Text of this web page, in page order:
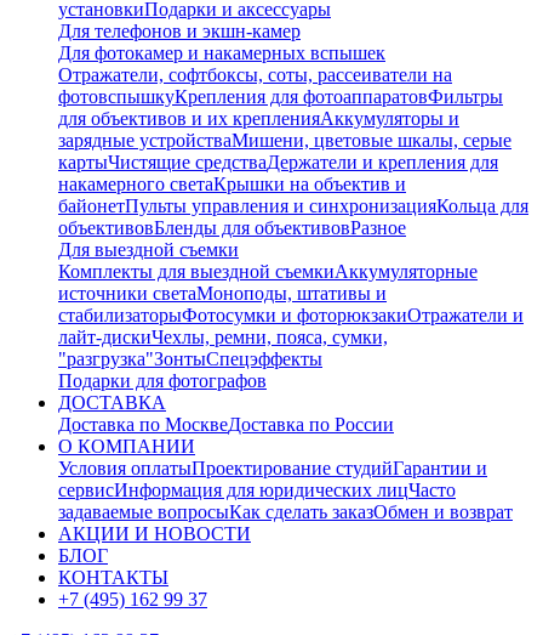
установкиПодарки и аксессуары
Для телефонов и экшн-камер
Для фотокамер и накамерных вспышек
Отражатели, софтбоксы, соты, рассеиватели на
фотовспышкуКрепления для фотоаппаратовФильтры
для объективов и их крепленияАккумуляторы и
зарядные устройстваМишени, цветовые шкалы, серые
картыЧистящие средстваДержатели и крепления для
накамерного светаКрышки на объектив и
байонетПульты управления и синхронизацияКольца для
объективовБленды для объективовРазное
Для выездной съемки
Комплекты для выездной съемкиАккумуляторные
источники светаМоноподы, штативы и
стабилизаторыФотосумки и фоторюкзакиОтражатели и
лайт-дискиЧехлы, ремни, пояса, сумки,
"разгрузка"ЗонтыСпецэффекты
Подарки для фотографов
ДОСТАВКА
Доставка по МосквеДоставка по России
О КОМПАНИИ
Условия оплатыПроектирование студийГарантии и
сервисИнформация для юридических лицЧасто
задаваемые вопросыКак сделать заказОбмен и возврат
АКЦИИ И НОВОСТИ
БЛОГ
КОНТАКТЫ
+7 (495) 162 99 37